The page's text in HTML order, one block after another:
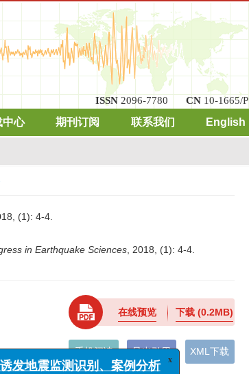
ISSN 2096-7780 CN 10-1665/P
中心 期刊订阅 联系我们 English
(1): 4-4.
in Earthquake Sciences , 2018, (1): 4-4.
在线预览 下载(0.2MB)
手机阅读 导出引用 XML下载
x
地震监测识别、案例分析
风险管理”专栏征稿函